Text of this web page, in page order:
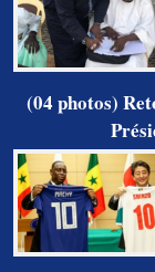
(04 photos)